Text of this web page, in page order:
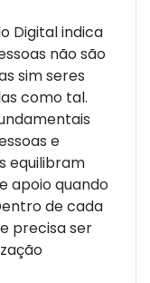
Digital indica
não são
sim seres
como tal.
e
equilibram
apoio quando
de cada
precisa ser